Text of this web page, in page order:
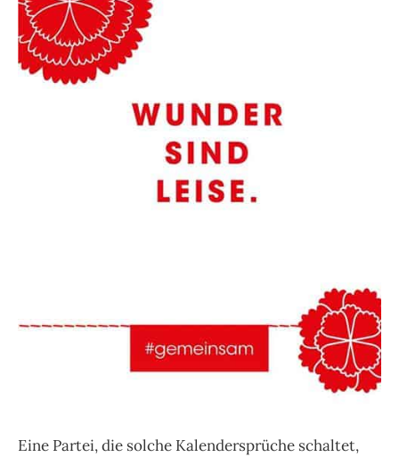
Eine Partei, die solche Kalendersprüche schaltet,